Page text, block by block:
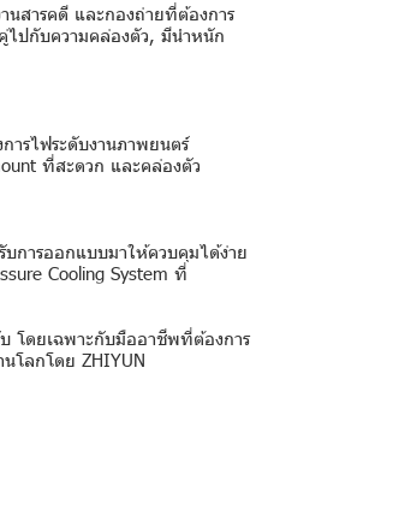
นสารคดี และกองถ่ายที่ต้องการ
ไปกับความคล่องตัว, มีนำหนัก
ารไฟระดับงานภาพยนตร์
ที่สะดวก และคล่องตัว
บการออกแบบมาให้ควบคุมได้ง่าย
Cooling System ที่
โดยเฉพาะกับมืออาชีพที่ต้องการ
โลกโดย ZHIYUN